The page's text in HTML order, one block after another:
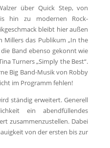
über Quick Step, von
hin zu modernen Rock-
bleibt hier außen
Millers das Publikum „In the
Band ebenso gekonnt wie
Turners „Simply the Best“.
Big Band-Musik von Robby
im Programm fehlen!
ständig erweitert. Gene­rell
ein abendfüllendes
zusammenzustellen. Dabei
von der ersten bis zur